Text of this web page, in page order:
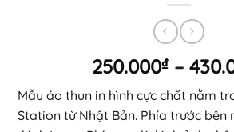
250.000₫ –
Mẫu áo thun in hình cực chất nằm
Station từ Nhật Bản. Phía trước bên